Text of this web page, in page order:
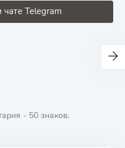
Telegram
- 50 знаков.